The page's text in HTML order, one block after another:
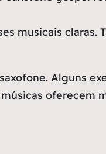
musicais claras.
Alguns
músicas